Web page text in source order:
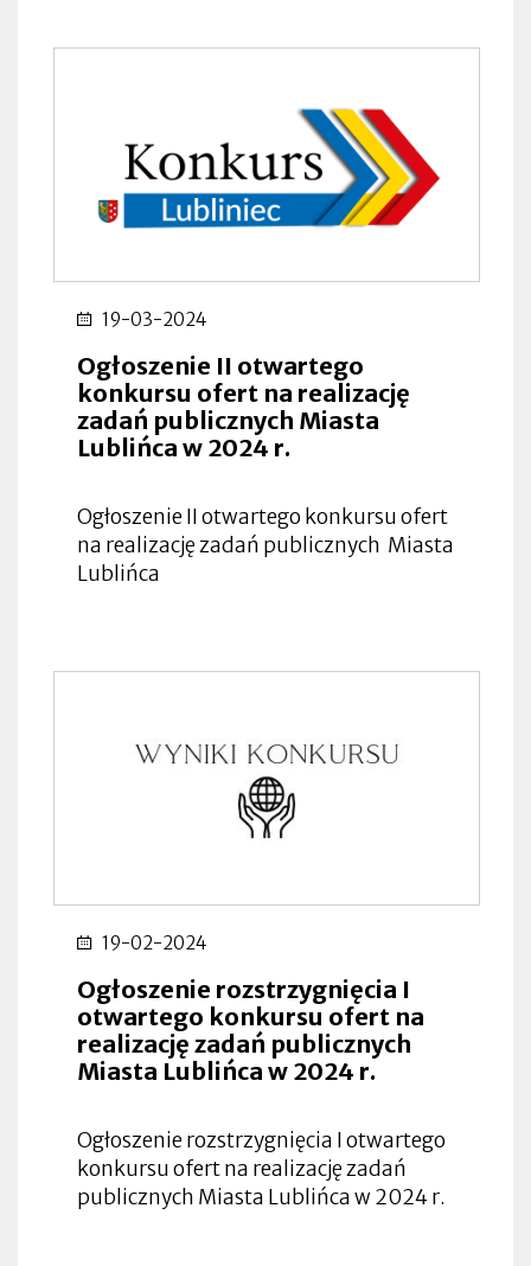
19-03-2024
Ogłoszenie II otwartego
konkursu ofert na realizację
zadań publicznych Miasta
Lublińca w 2024 r.
Ogłoszenie II otwartego konkursu ofert
na realizację zadań publicznych Miasta
Lublińca
19-02-2024
Ogłoszenie rozstrzygnięcia I
otwartego konkursu ofert na
realizację zadań publicznych
Miasta Lublińca w 2024 r.
Ogłoszenie rozstrzygnięcia I otwartego
konkursu ofert na realizację zadań
publicznych Miasta Lublińca w 2024 r.